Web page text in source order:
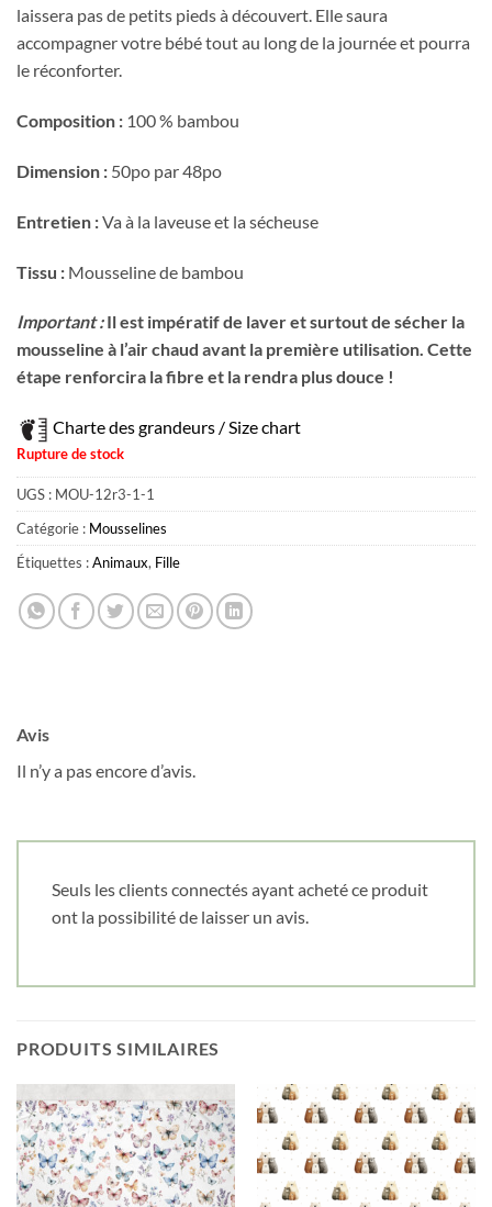
laissera pas de petits pieds à découvert. Elle saura
accompagner votre bébé tout au long de la journée et pourra
le réconforter.
Composition : 100 % bambou
Dimension : 50po par 48po
Entretien :Va à la laveuse et la sécheuse
Tissu : Mousseline de bambou
Important :Il est impératif de laver et surtout de sécher la
mousseline à l’air chaud avant la première utilisation. Cette
étape renforcira la fibre et la rendra plus douce !
Charte des grandeurs / Size chart
Rupture de stock
UGS : MOU-12r3-1-1
Catégorie : Mousselines
Étiquettes :Animaux, Fille
Avis
Il n’y a pas encore d’avis.
Seuls les clients connectés ayant acheté ce produit
ont la possibilité de laisser un avis.
PRODUITS SIMILAIRES
Obtenez 10% de rabais
Obtenez un 10% de rabais sur votre
notre infolettre!
Cliquez ici pour obtenir votre 10%